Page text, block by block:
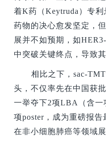
着K药（Keytruda）专
药物的决心愈发坚定，
展并不如预期，如
中突破关键终点，导致
相比之下，sac-
头，不仅率先在中国获
一举夺下2项LBA（含一
项poster，成为重磅报
在非小细胞肺癌等领域